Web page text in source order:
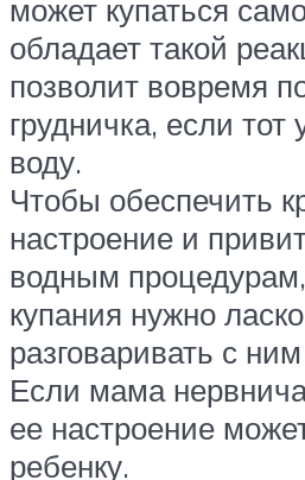
может купаться
обладает такой
позволит вовремя
грудничка, если
воду.
Чтобы обеспечить
настроение и
водным
купания нужно
разговаривать с
Если мама
ее настроение
ребенку.